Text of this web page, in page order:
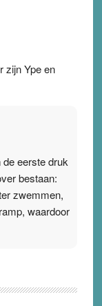
zijn Ype en
de eerste druk
bestaan:
zwemmen,
waardoor